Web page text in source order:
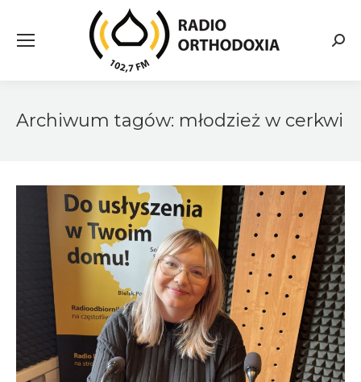
Archiwum tagów: młodzież w cerkwi